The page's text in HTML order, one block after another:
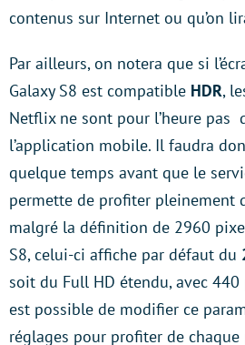
contenus sur Internet ou qu’on
Par ailleurs, on notera que si
Galaxy S8 est compatible HDR,
Netflix ne sont pour l’heure pas
l’application mobile. Il faudra
quelque temps avant que le
permette de profiter pleinement
malgré la définition de 2960
S8, celui-ci affiche par défaut du
soit du Full HD étendu, avec
est possible de modifier ce
réglages pour profiter de